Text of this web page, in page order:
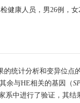
健康人员，男26例，
的统计分析和变异位
余与HE相关的基因（
系中进行了验证，其结